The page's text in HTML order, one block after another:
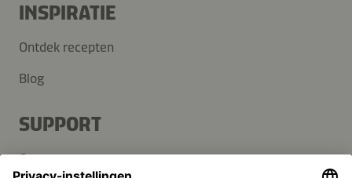
INSPIRATIE
Ontdek recepten
Blog
SUPPORT
Contact